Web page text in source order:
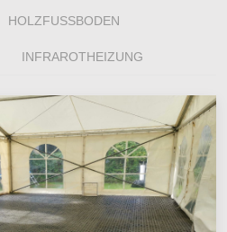
HOLZFUSSBODEN
INFRAROTHEIZUNG